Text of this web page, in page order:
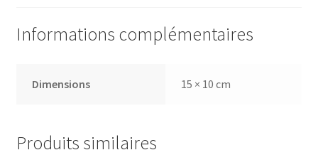
Informations complémentaires
Dimensions 15 × 10 cm
Produits similaires